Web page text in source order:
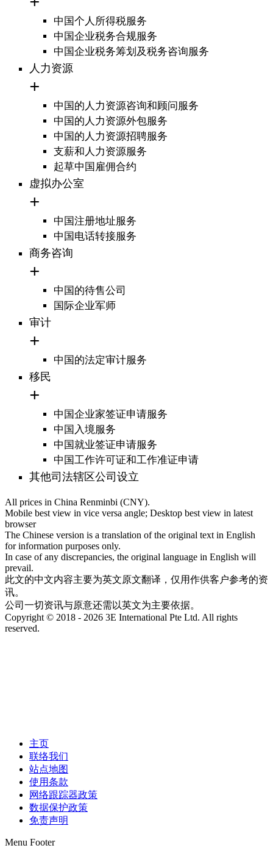
中国个人所得税服务
中国企业税务合规服务
中国企业税务筹划及税务咨询服务
人力资源
中国的人力资源咨询和顾问服务
中国的人力资源外包服务
中国的人力资源招聘服务
支薪和人力资源服务
起草中国雇佣合约
虚拟办公室
中国注册地址服务
中国电话转接服务
商务咨询
中国的待售公司
国际企业军师
审计
中国的法定审计服务
移民
中国企业家签证申请服务
中国入境服务
中国就业签证申请服务
中国工作许可证和工作准证申请
其他司法辖区公司设立
All prices in China Renminbi (CNY).
Mobile best view in vice versa angle; Desktop best view in latest
browser
The Chinese version is a translation of the original text in English
for information purposes only.
In case of any discrepancies, the original language in English will
prevail.
此文的中文内容主要为英文原文翻译，仅用作供客户参考的资
讯。
公司一切资讯与原意还需以英文为主要依据。
Copyright © 2018 - 2026 3E International Pte Ltd. All rights
reserved.
主页
联络我们
站点地图
使用条款
网络跟踪器政策
数据保护政策
免责声明
Menu Footer